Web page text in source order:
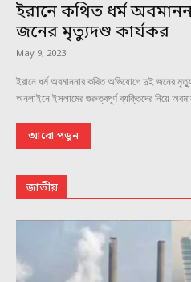
ইরানে কথিত ধর্ম
জনের মৃত্যুদণ্ড কার্যকর
May 9, 2023
ইরানে ধর্ম অবমাননার কথিত অভিযোগে দুই জনের
অনলাইনে ইসলামের গুরুত্বপূর্ণ ব্যক্তিদের নিয়ে
আরো পড়ুন
জাতীয়